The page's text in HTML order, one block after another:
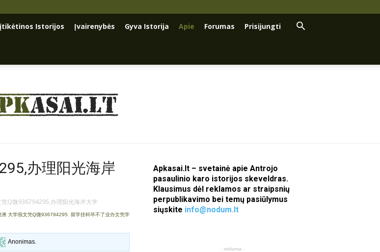
Istorijos Įvairenybės Gyva Istorija Apie Forumas Prisijungti
办理阳光海岸
Q微936794295,办理阳光海岸大学
洲 大学假文凭Q微936794295
留学挂科毕不了业办文凭学
Anonimas.
Apkasai.lt – svetainė apie Antrojo
pasaulinio karo istorijos skeveldras.
Klausimus dėl reklamos ar straipsnių
perpublikavimo bei temų pasiūlymus
siųskite info@nodum.lt
- reklama -